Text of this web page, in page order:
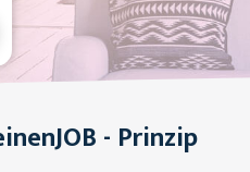
- Prinzip